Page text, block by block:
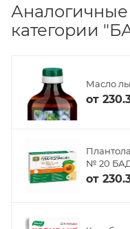
категории
Масло
от
№ 20
от